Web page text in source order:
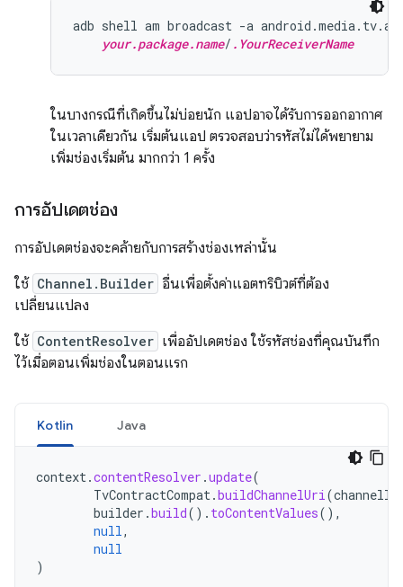
adb shell am broadcast -a
your.package.name/ .YourReceiverName
ในบางกรณีที่เกิดขึ้นไม่บ่อยนัก แอปอาจได้รับการออกอากาศ
ในเวลาเดียวกัน เริ่มต้นแอป ตรวจสอบว่ารหัสไม่ได้พยายาม
เพิ่มช่องเริ่มต้น มากกว่า 1 ครั้ง
การอัปเดตช่อง
การอัปเดตช่องจะคล้ายกับการสร้างช่องเหล่านั้น
ใช้ Channel.Builder อื่นเพื่อตั้งค่าแอตทริบิวต์ที่ต้อง
เปลี่ยนแปลง
ใช้ ContentResolver เพื่ออัปเดตช่อง ใช้รหัสช่องที่คุณบันทึก
ไว้เมื่อตอนเพิ่มช่องในตอนแรก
Kotlin Java
context.contentResolver .update(
TvContractCompat.buildChannelUri(channelId
builder .build(). toContentValues(),
null,
null
)